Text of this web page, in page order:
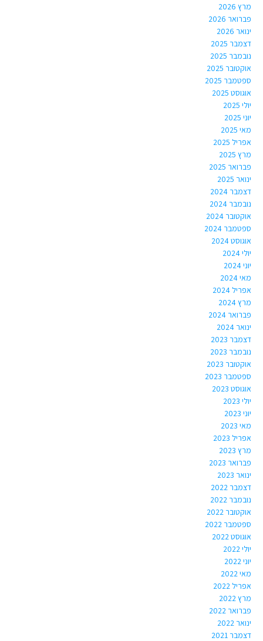
מרץ 2026
פברואר 2026
ינואר 2026
דצמבר 2025
נובמבר 2025
אוקטובר 2025
ספטמבר 2025
אוגוסט 2025
יולי 2025
יוני 2025
מאי 2025
אפריל 2025
מרץ 2025
פברואר 2025
ינואר 2025
דצמבר 2024
נובמבר 2024
אוקטובר 2024
ספטמבר 2024
אוגוסט 2024
יולי 2024
יוני 2024
מאי 2024
אפריל 2024
מרץ 2024
פברואר 2024
ינואר 2024
דצמבר 2023
נובמבר 2023
אוקטובר 2023
ספטמבר 2023
אוגוסט 2023
יולי 2023
יוני 2023
מאי 2023
אפריל 2023
מרץ 2023
פברואר 2023
ינואר 2023
דצמבר 2022
נובמבר 2022
אוקטובר 2022
ספטמבר 2022
אוגוסט 2022
יולי 2022
יוני 2022
מאי 2022
אפריל 2022
מרץ 2022
פברואר 2022
ינואר 2022
דצמבר 2021